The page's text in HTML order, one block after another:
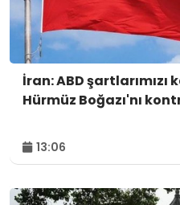
İran: ABD
Hürmüz Boğazı'nı
13:06